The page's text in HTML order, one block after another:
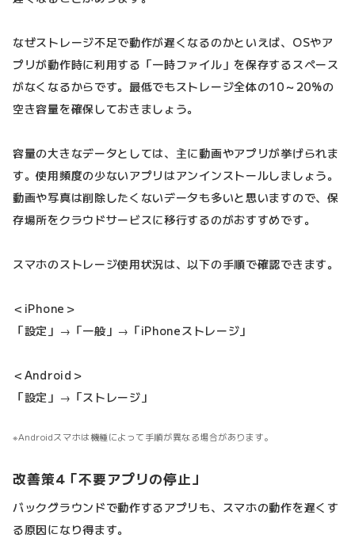
なぜストレージ不足で動作が遅くなるのかといえば、OSやア
プリが動作時に利用する「一時ファイル」を保存するスペース
がなくなるからです。最低でもストレージ全体の10～20%の
空き容量を確保しておきましょう。
容量の大きなデータとしては、主に動画やアプリが挙げられま
す。使用頻度の少ないアプリはアンインストールしましょう。
動画や写真は削除したくないデータも多いと思いますので、保
存場所をクラウドサービスに移行するのがおすすめです。
スマホのストレージ使用状況は、以下の手順で確認できます。
＜iPhone＞
「設定」→「一般」→「iPhoneストレージ」
＜Android＞
「設定」→「ストレージ」
Androidスマホは機種によって手順が異なる場合があります。
改善策4「不要アプリの停止」
バックグラウンドで動作するアプリも、スマホの動作を遅くす
る原因になり得ます。